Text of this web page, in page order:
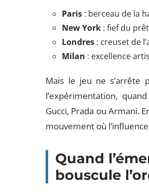
Paris : berceau de la
New York : fief du
Londres : creuset de
Milan : excellence
Mais le jeu ne s’arrête
l’expérimentation,
Gucci, Prada ou Armani.
mouvement où
Quand
bouscule